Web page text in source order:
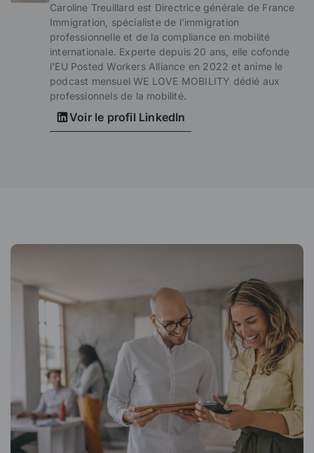
Caroline Treuillard est Directrice générale de France
Immigration, spécialiste de l'immigration
professionnelle et de la compliance en mobilité
internationale. Experte depuis 20 ans, elle cofonde
l'EU Posted Workers Alliance en 2022 et anime le
podcast mensuel WE LOVE MOBILITY dédié aux
professionnels de la mobilité.
Voir le profil LinkedIn